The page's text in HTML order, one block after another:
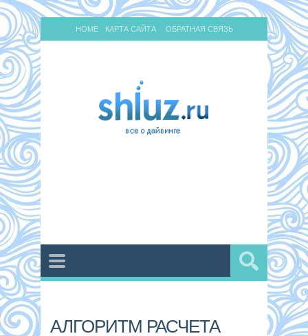
HOME КАРТА САЙТА ОБРАТНАЯ СВЯЗЬ
АЛГОРИТМ РАСЧЕТА